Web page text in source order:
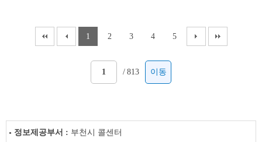
1 2 3 4 5
/ 813 이동
정보제공부서 : 부천시 콜센터